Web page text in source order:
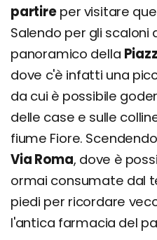
partireper visitare
Salendo per gli
panoramico della
dove c'è infatti una
da cui è possibile
delle case e sulle
fiume Fiore.
Via Roma, dove è
ormai consumate dal
piedi per ricordare
l'antica farmacia del